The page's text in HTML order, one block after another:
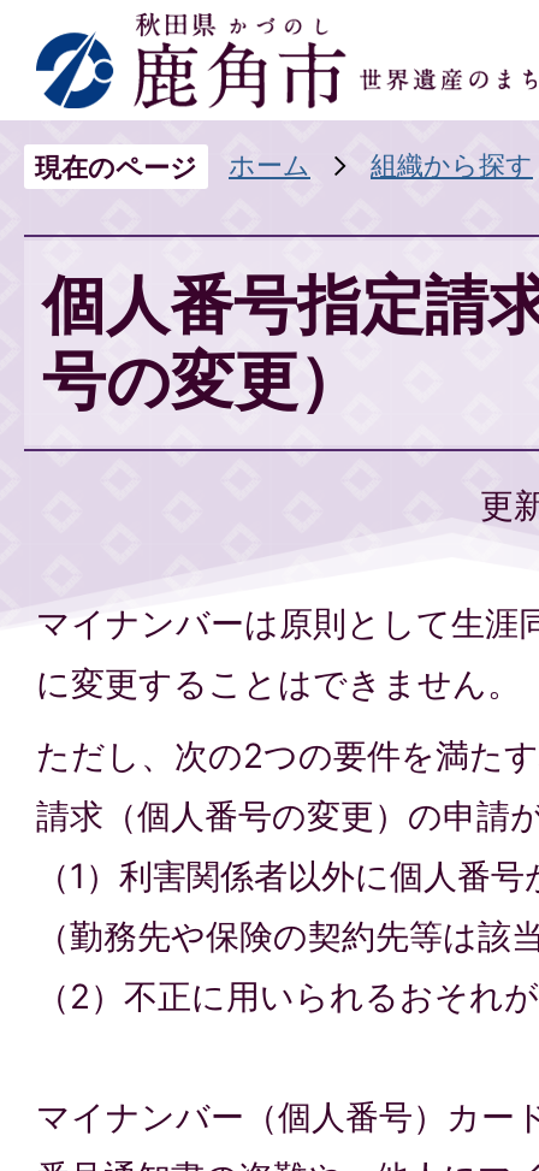
現在のページ ホーム 組織から探す
個人番号指定請
号の変更）
更
マイナンバーは原則として生涯
に変更することはできません。
ただし、次の2つの要件を満た
請求（個人番号の変更）の申請
（1）利害関係者以外に個人番
（勤務先や保険の契約先等は該
（2）不正に用いられるおそれ
マイナンバー（個人番号）カー